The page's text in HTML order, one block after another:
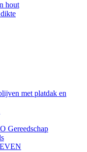
hout
met platdak en
Gereedschap